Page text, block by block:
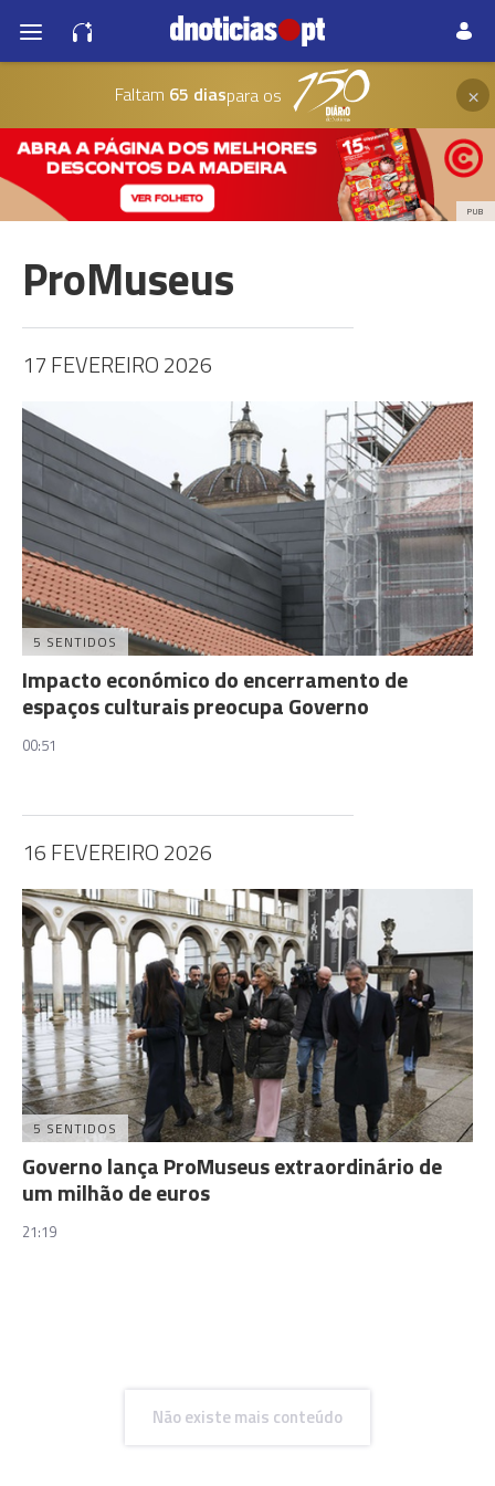
Faltam 65 diaspara os ×
PUB
ProMuseus
17 FEVEREIRO 2026
5 SENTIDOS
Impacto económico do encerramento de
espaços culturais preocupa Governo
00:51
16 FEVEREIRO 2026
5 SENTIDOS
Governo lança ProMuseus extraordinário de
um milhão de euros
21:19
Não existe mais conteúdo